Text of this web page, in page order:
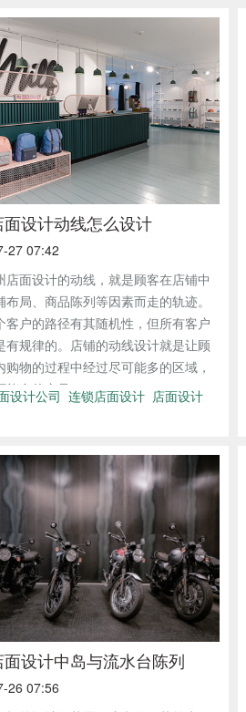
设计动线怎么设计
27 07:42
店面设计的动线，就是顾客在店铺中
布局、商品陈列等因素而走的轨迹。
客户的路径有其随机性，但所有客户
有规律的。店铺的动线设计就是让顾
购物的过程中经过尽可能多的区域，
能多的产品，...
设计公司 连锁店面设计 店面设计
面设计中岛与流水台陈列
26 07:56